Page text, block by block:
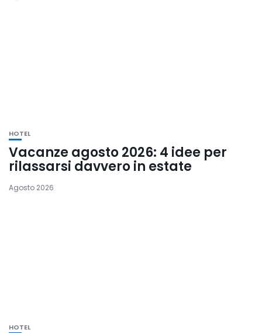
HOTEL
Vacanze agosto 2026: 4 idee per
rilassarsi davvero in estate
Agosto 2026
HOTEL